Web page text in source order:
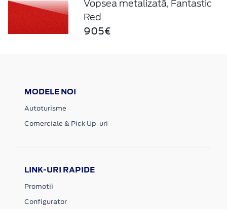
Vopsea metalizată, Fantastic
Red
905€
MODELE NOI
Autoturisme
Comerciale & Pick Up-uri
LINK-URI RAPIDE
Promotii
Configurator